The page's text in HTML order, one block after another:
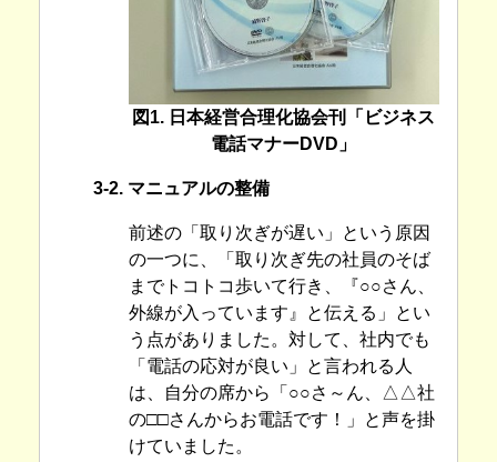
図1. 日本経営合理化協会刊「ビジネス
電話マナーDVD」
3-2. マニュアルの整備
前述の「取り次ぎが遅い」という原因
の一つに、「取り次ぎ先の社員のそば
までトコトコ歩いて行き、『○○さん、
外線が入っています』と伝える」とい
う点がありました。対して、社内でも
「電話の応対が良い」と言われる人
は、自分の席から「○○さ～ん、△△社
の□□さんからお電話です！」と声を掛
けていました。